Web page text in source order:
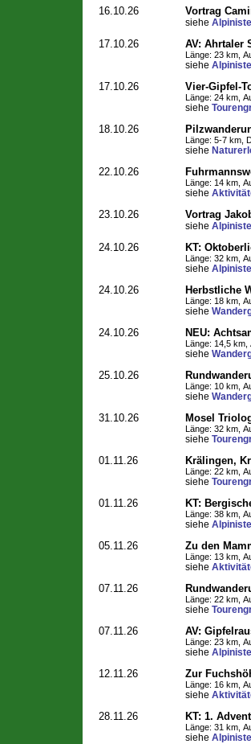
16.10.26 Vortrag
siehe
17.10.26 AV: Ahrtaler
Länge: 23 km,
siehe
17.10.26 Vier-Gipfel-
Länge: 24 km,
siehe
18.10.26
Länge: 5-7 km,
siehe
22.10.26
Länge: 14 km,
siehe
23.10.26 Vortrag
siehe
24.10.26 KT:
Länge: 32 km,
siehe
24.10.26 Herbstliche
Länge: 18 km,
siehe
24.10.26 NEU:
Länge: 14,5 km,
siehe
25.10.26
Länge: 10 km,
siehe
31.10.26 Mosel
Länge: 32 km,
siehe
01.11.26 Krälingen,
Länge: 22 km,
siehe
01.11.26 KT:
Länge: 38 km,
siehe
05.11.26 Zu den
Länge: 13 km,
siehe
07.11.26
Länge: 22 km,
siehe
07.11.26 AV:
Länge: 23 km,
siehe
12.11.26 Zur
Länge: 16 km,
siehe
28.11.26 KT: 1.
Länge: 31 km,
siehe